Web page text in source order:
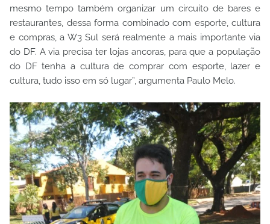
mesmo tempo também organizar um circuito de bares e
restaurantes, dessa forma combinado com esporte, cultura
e compras, a W3 Sul será realmente a mais importante via
do DF. A via precisa ter lojas ancoras, para que a população
do DF tenha a cultura de comprar com esporte, lazer e
cultura, tudo isso em só lugar”, argumenta Paulo Melo.